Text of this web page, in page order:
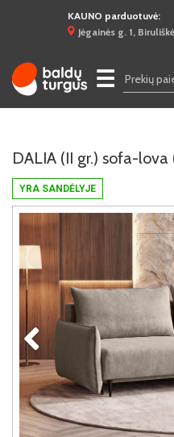
KAUNO parduotuvė:
Jėgainės g. 1,
☰
YRA SANDĖLYJE
DALIA (II gr.) sofa-lova